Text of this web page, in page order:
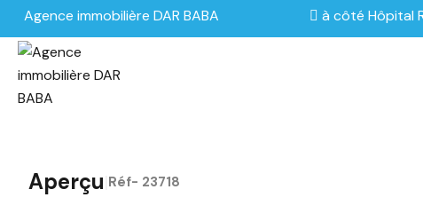
Agence immobilière DAR BABA à côté Hôpital
Aperçu Réf- 23718